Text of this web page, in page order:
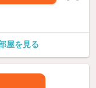
屋を見る